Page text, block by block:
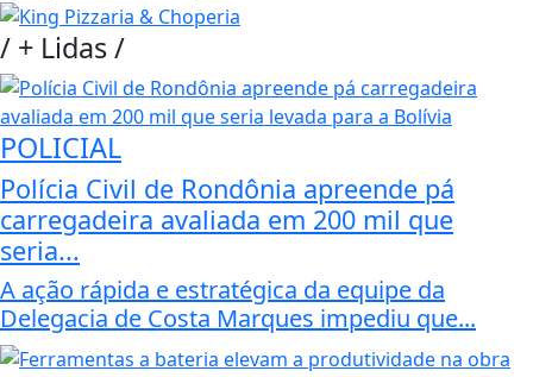
/ + Lidas/
POLICIAL
Polícia Civil de Rondônia apreende pá
carregadeira avaliada em 200 mil que
seria...
A ação rápida e estratégica da equipe da
Delegacia de Costa Marques impediu que...